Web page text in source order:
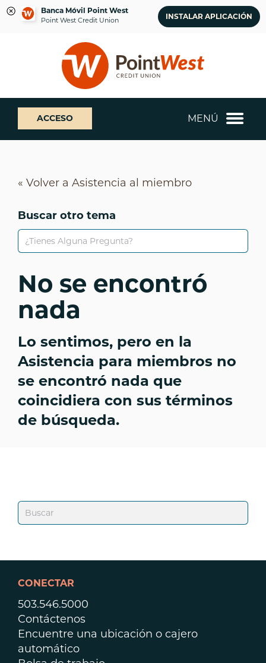
Banca Móvil Point West
Point West Credit Union INSTALAR APLICACIÓN
sesión
banca
web
¿Qué
podemos
ayudarte
a
ACCESO MENÚ
« Volver a Asistencia al miembro
Buscar otro tema
No se encontró
nada
Lo sentimos, pero en la
Asistencia para miembros no
se encontró nada que
coincidiera con sus términos
de búsqueda.
¿Qué
podemos
CONECTAR
503.546.5000
Contáctenos
Encuentre una ubicación o cajero
automático